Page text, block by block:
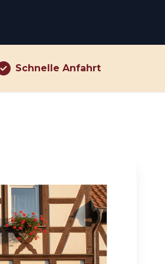
Schnelle Anfahrt